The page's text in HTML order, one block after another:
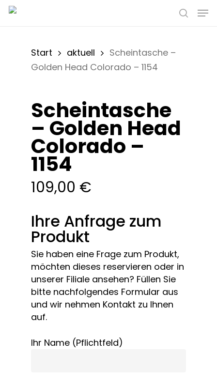
Skip
search
Start aktuell
Scheintasche –
Golden Head Colorado – 1154
Scheintasche
– Golden Head
Colorado –
1154
109,00 €
Ihre Anfrage zum
Produkt
Sie haben eine Frage zum Produkt,
möchten dieses reservieren oder in
unserer Filiale ansehen? Füllen Sie
bitte nachfolgendes Formular aus
und wir nehmen Kontakt zu Ihnen
auf.
Ihr Name (Pflichtfeld)